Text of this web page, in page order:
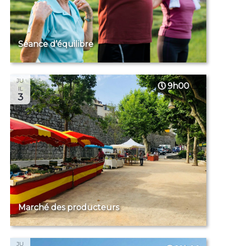
Séance d’équilibre
JU
IL
3
9h00
Marché des producteurs
JU